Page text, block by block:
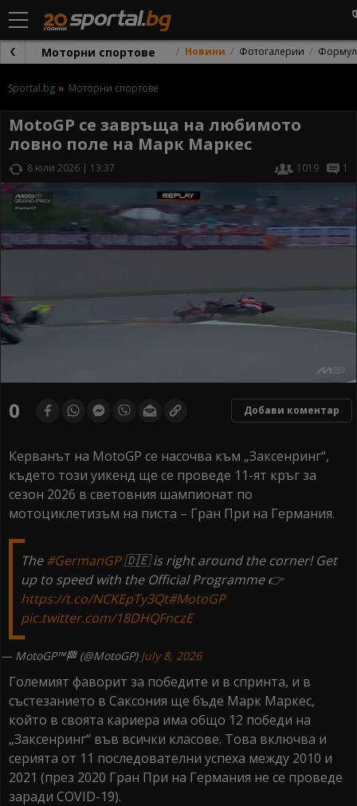
Моторни спортове Новини Фотогалерии
Sportal.bg Моторни спортове
MotoGP се завръща на любимото
ловно поле на Марк Маркес
8 юли 2026 | 13:37 1019 1
of0 Добави коментар
Керванът на MotoGP се насочва към „Заксенринг“,
където този уикенд ще се проведе 11-ят кръг за
сезон 2026 в световния шампионат по
мотоциклетизъм на писта – Гран При на Германия.
The#GermanGP🇩🇪 is right around the corner! Get
up to speed with the Official Programme 👉
https://t.co/NCKEpTy3Qt#MotoGP
pic.twitter.com/18DHQFnczE
— MotoGP™🏁 (@MotoGP) July 8, 2026
Големият фаворит за победите и в спринта, и в
състезанието в Саксония ще бъде Марк Маркес,
който в своята кариера има общо 12 победи на
„Заксенринг“ във всички класове. Това включва и
серията от 11 последователни успеха между 2010 и
2021 (през 2020 Гран При на Германия не се проведе
заради COVID-19).